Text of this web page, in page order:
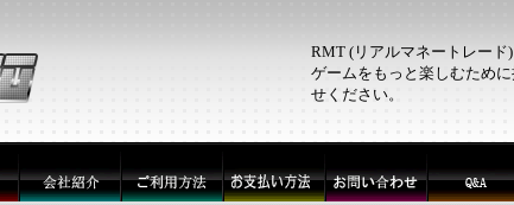
RMT (リアルマネートレード
ゲームをもっと楽しむため
せください。